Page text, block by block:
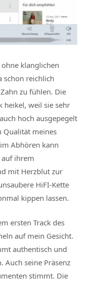
klanglichen
schon reichlich
zu fühlen. Die
heikel, weil sie sehr
hoch ausgepegelt
Qualität meines
Abhören kann
auf ihrem
mit Herzblut zur
HiFI-Kette
kippen lassen.
ersten Track des
auf mein Gesicht.
authentisch und
Auch seine Präsenz
stimmt. Die